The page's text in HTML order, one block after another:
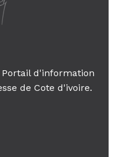
d'information
de Cote d'ivoire.